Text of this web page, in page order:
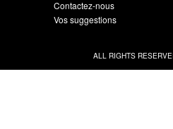
Contactez-nous
Vos suggestions
ALL RIGHTS